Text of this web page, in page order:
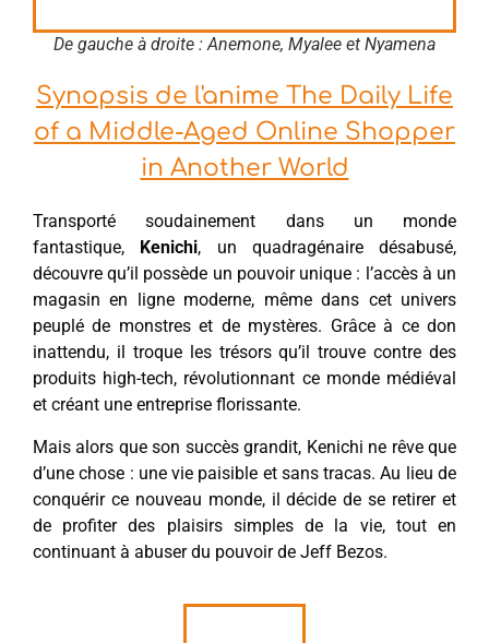
De gauche à droite : Anemone, Myalee et Nyamena
Synopsis de l'anime The Daily Life
of a Middle-Aged Online Shopper
in Another World
Transporté soudainement dans un monde
fantastique,
Kenichi, un quadragénaire désabusé,
découvre qu’il possède un pouvoir unique : l’accès à un
magasin en ligne moderne, même dans cet univers
peuplé de monstres et de mystères. Grâce à ce don
inattendu, il troque les trésors qu’il trouve contre des
produits high-tech, révolutionnant ce monde médiéval
et créant une entreprise florissante.
Mais alors que son succès grandit, Kenichi ne rêve que
d’une chose : une vie paisible et sans tracas. Au lieu de
conquérir ce nouveau monde, il décide de se retirer et
de profiter des plaisirs simples de la vie, tout en
continuant à abuser du pouvoir de Jeff Bezos.